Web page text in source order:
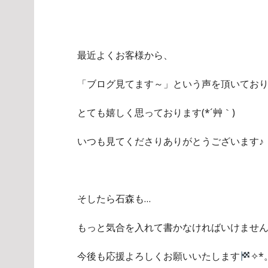
最近よくお客様から、
「ブログ見てます～」という声を頂いており
とても嬉しく思っております(*´艸｀)
いつも見てくださりありがとうございます♪
そしたら石森も…
もっと気合を入れて書かなければいけませ
今後も応援よろしくお願いいたします ✧*。